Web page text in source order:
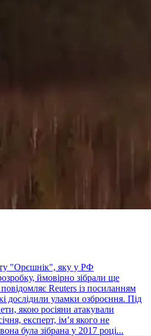
"Орєшнік", яку у РФ
ймовірно зібрали ще
Reuters із посиланням
дослідили уламки озброєння. Під
якою росіяни атакували
експерт, ім’я якого не
була зібрана у 2017 році...